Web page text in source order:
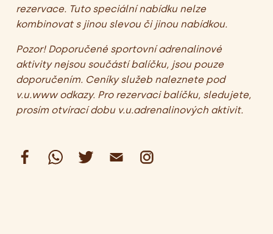
rezervace. Tuto speciální nabídku nelze
kombinovat s jinou slevou či jinou nabídkou.
Pozor! Doporučené sportovní adrenalinové
aktivity nejsou součástí balíčku, jsou pouze
doporučením. Ceníky služeb naleznete pod
v.u.www odkazy. Pro rezervaci balíčku, sledujete,
prosím otvírací dobu v.u.adrenalinových aktivit.